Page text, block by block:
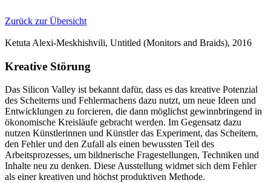
Zurück zur Übersicht
Ketuta Alexi-Meskhishvili, Untitled (Monitors and Braids), 2016
Kreative Störung
Das Silicon Valley ist bekannt dafür, dass es das kreative Potenzial
des Scheiterns und Fehlermachens dazu nutzt, um neue Ideen und
Entwicklungen zu forcieren, die dann möglichst gewinnbringend in
ökonomische Kreisläufe gebracht werden. Im Gegensatz dazu
nutzen Künstlerinnen und Künstler das Experiment, das Scheitern,
den Fehler und den Zufall als einen bewussten Teil des
Arbeitsprozesses, um bildnerische Fragestellungen, Techniken und
Inhalte neu zu denken. Diese Ausstellung widmet sich dem Fehler
als einer kreativen und höchst produktiven Methode.